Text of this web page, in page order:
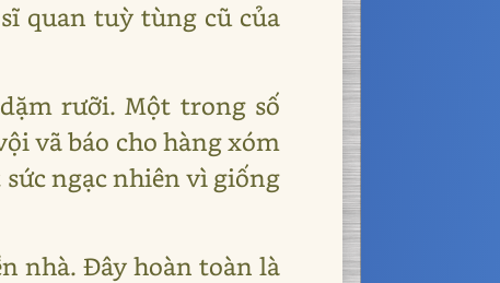
quan tuỳ tùng cũ của
rưỡi. Một trong số
vã báo cho hàng xóm
sức ngạc nhiên vì giống
nhà. Đây hoàn toàn là